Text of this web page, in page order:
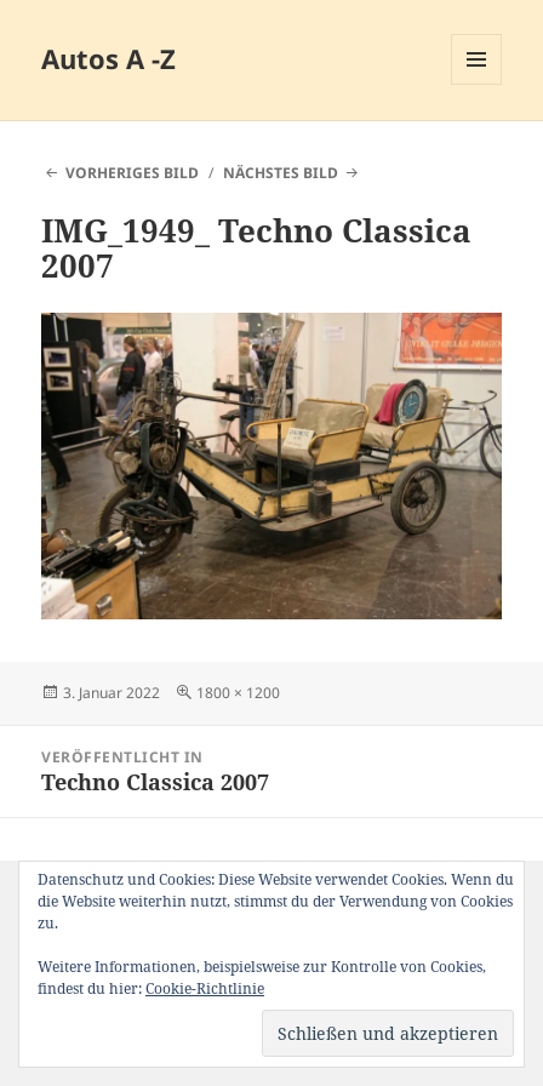
Autos A -Z
VORHERIGES BILD
NÄCHSTES BILD
IMG_1949_ Techno Classica
2007
Veröffentlicht
3. Januar 2022 Originalgröße
1800 × 1200
VERÖFFENTLICHT IN
Techno Classica 2007
Datenschutz und Cookies: Diese Website verwendet Cookies. Wenn du
die Website weiterhin nutzt, stimmst du der Verwendung von Cookies
zu.
Weitere Informationen, beispielsweise zur Kontrolle von Cookies,
findest du hier:Cookie-Richtlinie